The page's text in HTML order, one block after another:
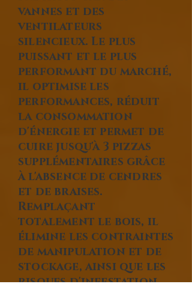
vannes et des
ventilateurs
silencieux. Le plus
puissant et le plus
performant du marché,
il optimise les
performances, réduit
la consommation
d'énergie et permet de
cuire jusqu'à 3 pizzas
supplémentaires grâce
à l'absence de cendres
et de braises.
Remplaçant
totalement le bois, il
élimine les contraintes
de manipulation et de
stockage, ainsi que les
risques d'infestation.